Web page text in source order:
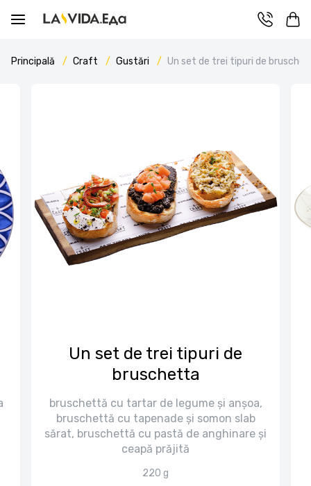
Principală Craft Gustări Un set de trei tipuri de
Un set de trei tipuri de
bruschetta
bruschettă cu tartar de legume și anșoa,
bruschettă cu tapenade și somon slab
sărat, bruschettă cu pastă de anghinare și
ceapă prăjită
220 g